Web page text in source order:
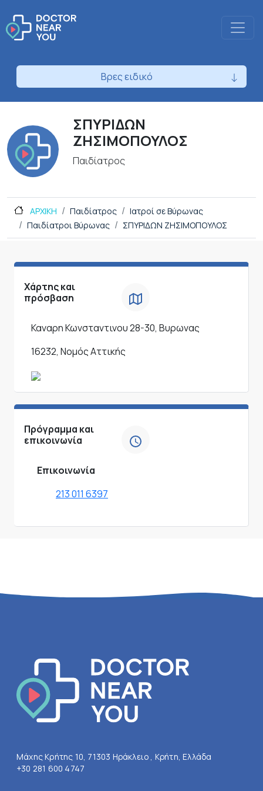
Βρες ειδικό
ΣΠΥΡΙΔΩΝ
ΖΗΣΙΜΟΠΟΥΛΟΣ
Παιδίατρος
ΑΡΧΙΚΗ Παιδίατρος
Ιατροί σε Βύρωνας
Παιδίατροι Βύρωνας
ΣΠΥΡΙΔΩΝ ΖΗΣΙΜΟΠΟΥΛΟΣ
Χάρτης και
πρόσβαση
Καναρη Κωνσταντινου 28-30, Βυρωνας
16232, Νομός Αττικής
Πρόγραμμα και
επικοινωνία
Επικοινωνία
213 011 6397
Μάχης Κρήτης 10, 71303 Ηράκλειο , Κρήτη, Ελλάδα
+30 281 600 4747